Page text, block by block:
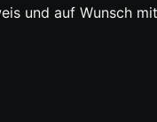
und auf Wunsch